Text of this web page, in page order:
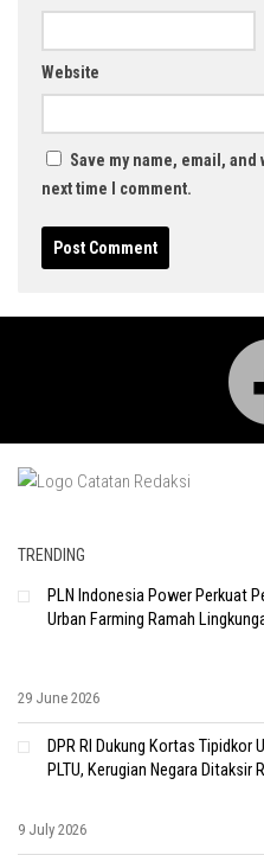
Website
Save my name, email,
next time I comment.
TRENDING
PLN Indonesia Power Perkuat
Urban Farming Ramah
29 June 2026
DPR RI Dukung Kortas Tipidkor
PLTU, Kerugian Negara Ditaksir
9 July 2026